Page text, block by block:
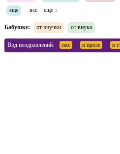
еще все еще ↓
Бабушке: от внучки от внука
Вид поздравлений: смс в прозе в